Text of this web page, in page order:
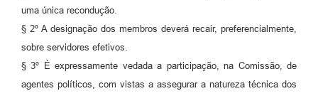
uma única recondução.
§ 2º A designação dos membros deverá recair, preferencialmente,
sobre servidores efetivos.
§ 3º É expressamente vedada a participação, na Comissão, de
agentes políticos, com vistas a assegurar a natureza técnica dos